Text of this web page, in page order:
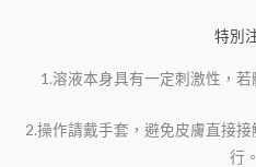
特別
1.溶液本身具有一定刺激性，
2.操作請戴手套，避免皮膚直接
行。